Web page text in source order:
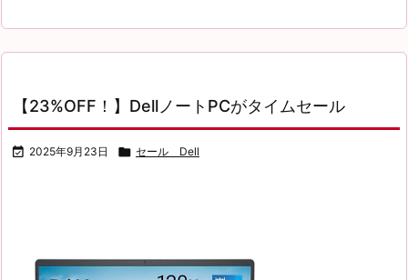
【23%OFF！】DellノートPCがタイムセール
 2025年9月23日  セール Dell